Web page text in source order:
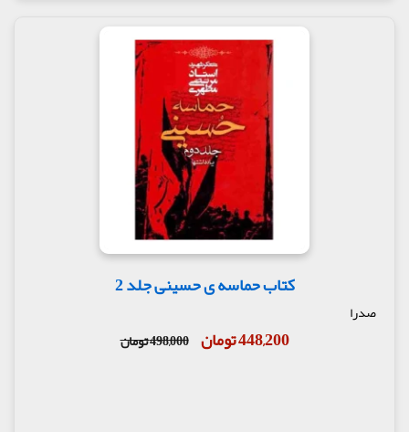
گفتار سی و سوم
امر به معروف و نهی از منکر در نهضت حسینی
وداع امام حسین علیه السلام با طفل شیر خوار
گفتار سی و چهارم
عواطف حسینی
معرفت علی اکبر علیه السلام
شهادت علی اکبر علیه السلام
گفتار سی و پنجم
وداع جوانان هاشمی
علی اکبر آیینۀ تمام نمای پیغمبر صلی الله علیه
واله وسلم
نفرین امام حسین علیه السلام
گفتار سی و ششم
کتاب حماسه ی حسینی جلد 2
صدرا
448,200 تومان 498,000 تومان